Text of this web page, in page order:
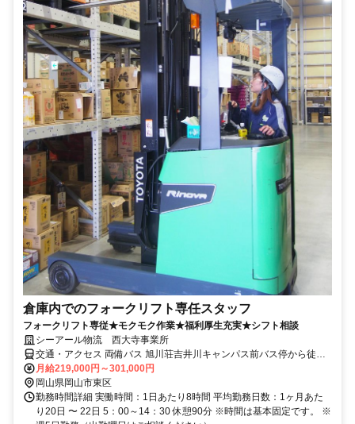
倉庫内でのフォークリフト専任スタッフ
フォークリフト専従★モクモク作業★福利厚生充実★シフト相談
シーアール物流 西大寺事業所
交通・アクセス 両備バス 旭川荘吉井川キャンパス前バス停から徒歩
12分
月給219,000円～301,000円
岡山県岡山市東区
勤務時間詳細 実働時間：1日あたり8時間 平均勤務日数：1ヶ月あた
り20日 〜 22日 5：00～14：30 休憩90分 ※時間は基本固定です。 ※